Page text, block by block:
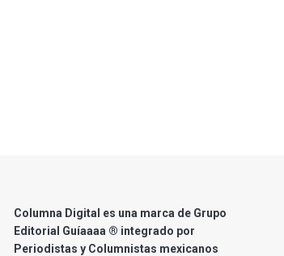
Columna Digital es una marca de Grupo
Editorial Guíaaaa ® integrado por
Periodistas y Columnistas mexicanos